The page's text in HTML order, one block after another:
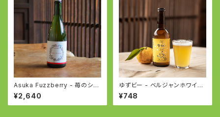
Asuka Fuzzberry - 苺のシー
ドルとビールのフュージョン - S
trawberry Cider and Beer F
usion
¥2,640
ゆずビー - ベルジャンホワイト
- YUZU BEER based on Bel
gian White
¥748